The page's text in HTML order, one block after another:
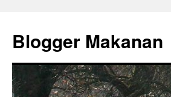
content
Blogger Makanan